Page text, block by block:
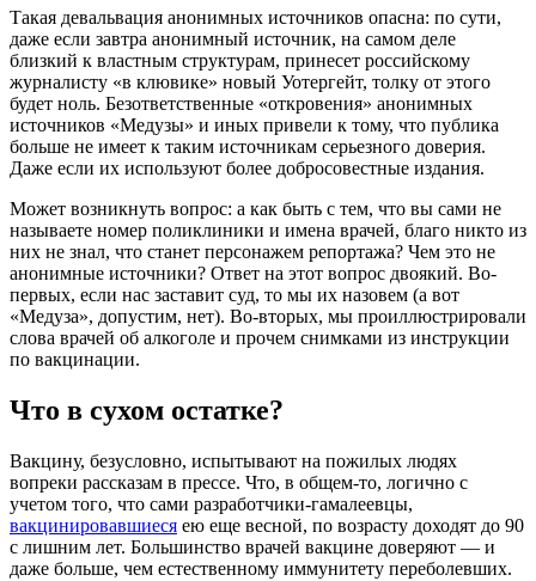
Такая девальвация анонимных источников опасна: по сути,
даже если завтра анонимный источник, на самом деле
близкий к властным структурам, принесет российскому
журналисту «в клювике» новый Уотергейт, толку от этого
будет ноль. Безответственные «откровения» анонимных
источников «Медузы» и иных привели к тому, что публика
больше не имеет к таким источникам серьезного доверия.
Даже если их используют более добросовестные издания.
Может возникнуть вопрос: а как быть с тем, что вы сами не
называете номер поликлиники и имена врачей, благо никто из
них не знал, что станет персонажем репортажа? Чем это не
анонимные источники? Ответ на этот вопрос двоякий. Во-
первых, если нас заставит суд, то мы их назовем (а вот
«Медуза», допустим, нет). Во-вторых, мы проиллюстрировали
слова врачей об алкоголе и прочем снимками из инструкции
по вакцинации.
Что в сухом остатке?
Вакцину, безусловно, испытывают на пожилых людях
вопреки рассказам в прессе. Что, в общем-то, логично с
учетом того, что сами разработчики-гамалеевцы,
вакцинировавшиеся ею еще весной, по возрасту доходят до 90
с лишним лет. Большинство врачей вакцине доверяют — и
даже больше, чем естественному иммунитету переболевших.